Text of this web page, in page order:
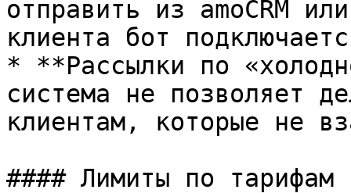
отправить из amoCRM
клиента бот
* **Рассылки по
система не позволяет
клиентам, которые не
#### Лимиты по тарифам